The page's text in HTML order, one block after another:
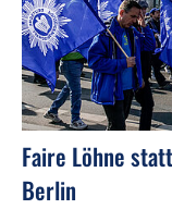
Faire Löhne
Berlin